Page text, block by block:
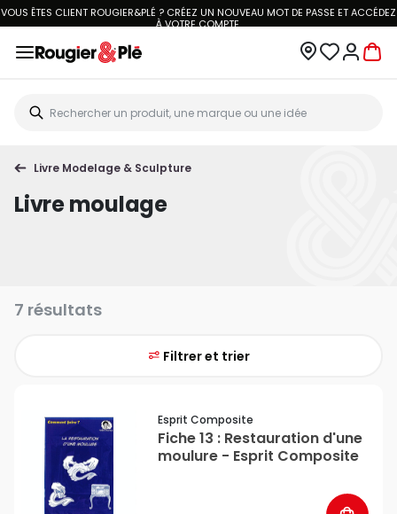
VOUS ÊTES CLIENT ROUGIER&PLÉ ? CRÉEZ UN NOUVEAU MOT DE PASSE ET ACCÉDEZ
ÀVOTRE COMPTE.
Livre Modelage & Sculpture
Livre moulage
7 résultats
Filtrer et trier
Esprit Composite
Fiche 13 : Restauration d'une
moulure - Esprit Composite